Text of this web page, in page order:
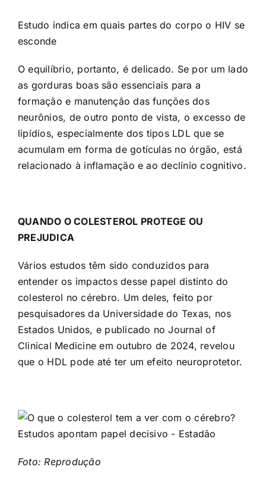
Estudo indica em quais partes do corpo o HIV se
esconde
O equilíbrio, portanto, é delicado. Se por um lado
as gorduras boas são essenciais para a
formação e manutenção das funções dos
neurônios, de outro ponto de vista, o excesso de
lipídios, especialmente dos tipos LDL que se
acumulam em forma de gotículas no órgão, está
relacionado à inflamação e ao declínio cognitivo.
QUANDO O COLESTEROL PROTEGE OU
PREJUDICA
Vários estudos têm sido conduzidos para
entender os impactos desse papel distinto do
colesterol no cérebro. Um deles, feito por
pesquisadores da Universidade do Texas, nos
Estados Unidos, e publicado no Journal of
Clinical Medicine em outubro de 2024, revelou
que o HDL pode até ter um efeito neuroprotetor.
Foto: Reprodução